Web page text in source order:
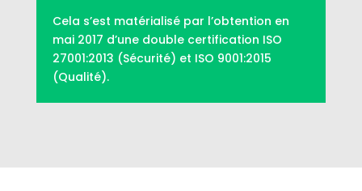
Cela s’est matérialisé par l’obtention en
mai 2017 d’une double certification ISO
27001:2013 (Sécurité) et ISO 9001:2015
(Qualité).